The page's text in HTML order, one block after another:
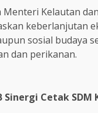
Menteri Kelautan
keberlanjutan
sosial budaya
dan perikanan.
Sinergi Cetak